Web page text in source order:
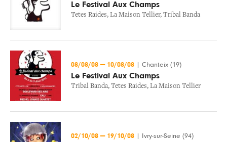
Le Festival Aux Champs
Tetes Raides, La Maison Tellier, Tribal Banda
08/08/08 — 10/08/08 Chanteix (19)
Le Festival Aux Champs
Tribal Banda, Tetes Raides, La Maison Tellier
02/10/08 — 19/10/08 Ivry-sur-Seine (94)